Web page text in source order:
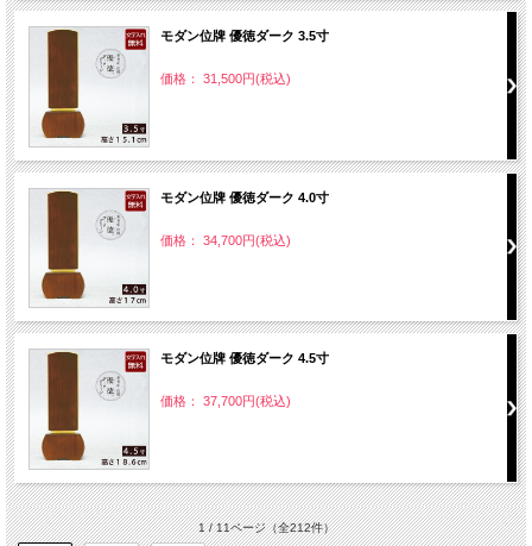
モダン位牌 優徳ダーク 3.5寸
価格： 31,500円(税込)
モダン位牌 優徳ダーク 4.0寸
価格： 34,700円(税込)
モダン位牌 優徳ダーク 4.5寸
価格： 37,700円(税込)
1 / 11ページ（全212件）